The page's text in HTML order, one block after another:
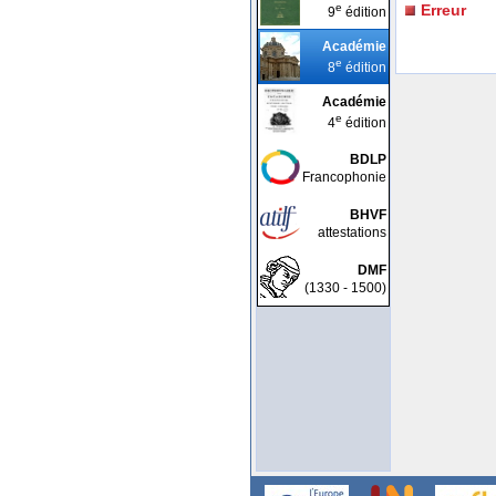
9e édition
Académie
8e édition
Académie
4e édition
BDLP
Francophonie
BHVF
attestations
DMF
(1330 - 1500)
Erreur